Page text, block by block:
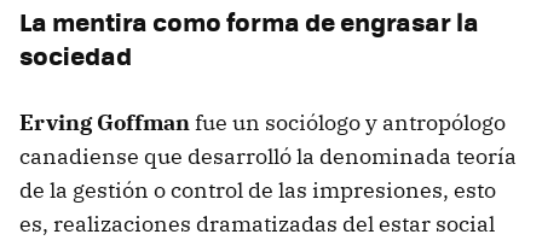
La mentira como forma de engrasar la
sociedad
Erving Goffmanfue un sociólogo y antropólogo
canadiense que desarrolló la denominada teoría
de la gestión o control de las impresiones, esto
es, realizaciones dramatizadas del estar social